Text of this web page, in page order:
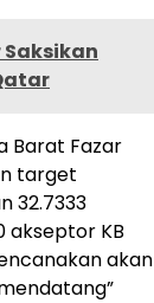
Saksikan
Barat Fazar
target
32.7333
akseptor KB
akan